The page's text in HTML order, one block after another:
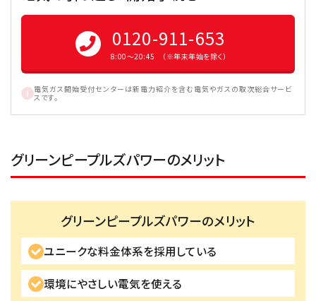
0120-911-653
8:00〜20:45 （※年末年始を除く）
電気ガス開始受付センターは新電力紹介を含む電気やガスの取次総合サービ
スです。
グリーンピープルズパワーのメリット
グリーンピープルズパワーのメリット
ユニークな料金体系を採用している
環境にやさしい電気を使える